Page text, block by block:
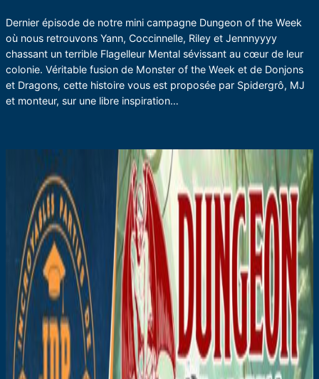
Dernier épisode de notre mini campagne Dungeon of the Week
où nous retrouvons Yann, Coccinnelle, Riley et Jennnyyyy
chassant un terrible Flagelleur Mental sévissant au cœur de leur
colonie. Véritable fusion de Monster of the Week et de Donjons
et Dragons, cette histoire vous est proposée par Spidergrô, MJ
et monteur, sur une libre inspiration…